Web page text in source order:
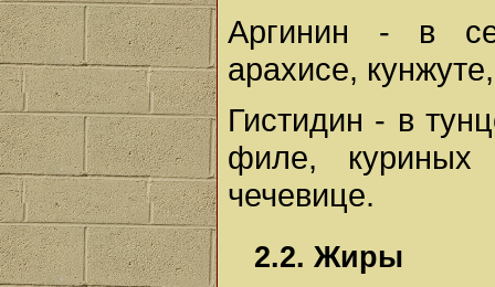
Аргинин - в
арахисе,
Гистидин - в
филе, куриных
чечевице.
2.2. Жиры